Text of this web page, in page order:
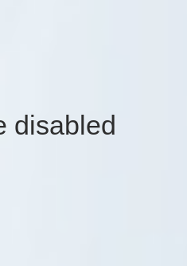
disabled